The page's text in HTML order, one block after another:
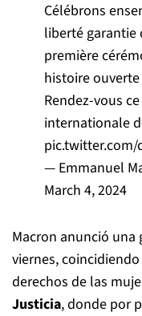
Célébrons
liberté garantie
première
histoire
Rendez-vous
internationale
pic.twitter.com/
— Emmanuel
March 4, 2024
Macron anunció
viernes,
derechos de las
Justicia, donde por